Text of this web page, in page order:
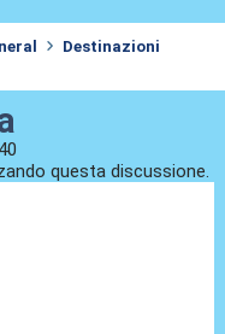
Destinazioni
questa discussione.